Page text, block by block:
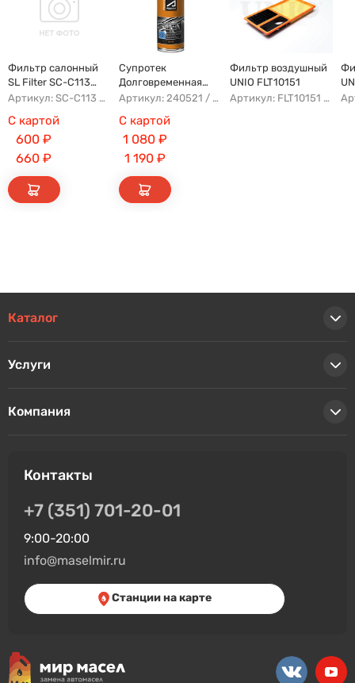
Фильтр салонный
SL Filter SC-C113
(AG779CF)
Артикул: SC-C113 AFW1107 8104400XKZ96A AG779CF
С картой
600 ₽
660 ₽
Супротек
Долговременная
Промывка
Артикул: 240521 / 122929
С картой
1 080₽
1 190₽
Фильтр воздушный
UNIO FLT10151
Артикул: FLT10151 AFAU107 AP183/3 AG328
Каталог
Услуги
Компания
Контакты
+7 (351) 701-20-01
9:00-20:00
info@maselmir.ru
Станции на карте